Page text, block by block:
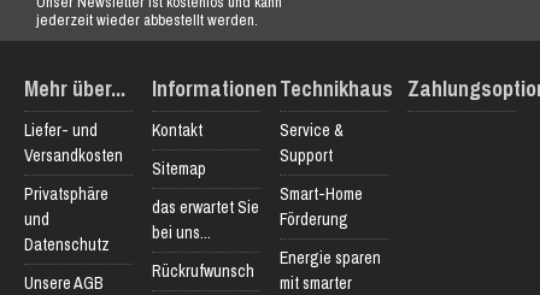
jederzeit wieder abbestellt werden.
Mehr über...
Liefer- und
Versandkosten
Privatsphäre
und
Datenschutz
Unsere AGB
Informationen
Kontakt
Sitemap
das erwartet Sie
bei uns...
Rückrufwunsch
Technikhaus
Service &
Support
Smart-Home
Förderung
Energie sparen
mit smarter